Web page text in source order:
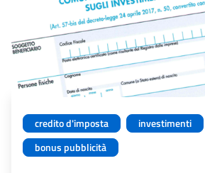
credito d'imposta
investimenti
bonus pubblicità